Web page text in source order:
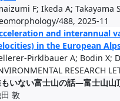
F; Ikeda A; Takayama
488, 2025-11
and interannual
in the European
Pirklbauer A; Bodin X;
RESEARCH
いない富士山の話―富士山山
敦